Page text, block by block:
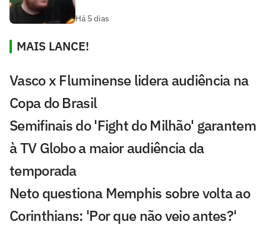
Há 5 dias
MAIS LANCE!
Vasco x Fluminense lidera audiência na
Copa do Brasil
Semifinais do 'Fight do Milhão' garantem
à TV Globo a maior audiência da
temporada
Neto questiona Memphis sobre volta ao
Corinthians: 'Por que não veio antes?'